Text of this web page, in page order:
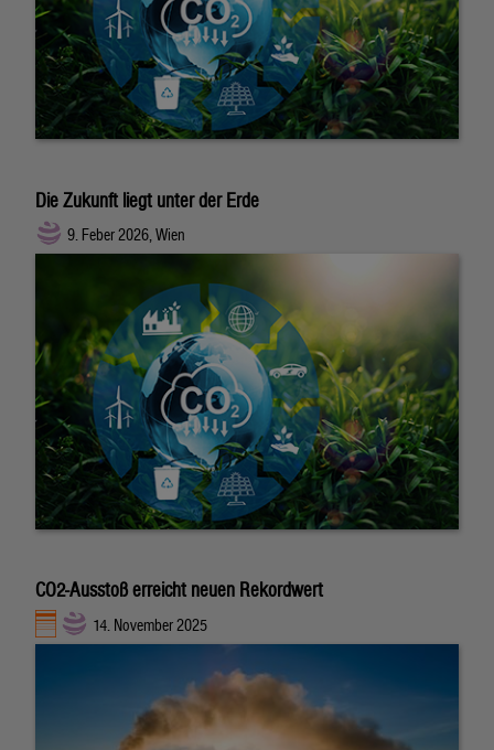
Die Zukunft liegt unter der Erde
9. Feber 2026, Wien
CO2-Ausstoß erreicht neuen Rekordwert
14. November 2025